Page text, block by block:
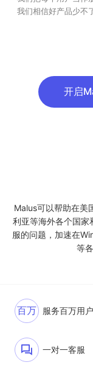
我们相信好产品少不
开启
Malus可以帮助在美
利亚等海外各个国家
服的问题，加速在
等
百万 服务百万用户
一对一客服